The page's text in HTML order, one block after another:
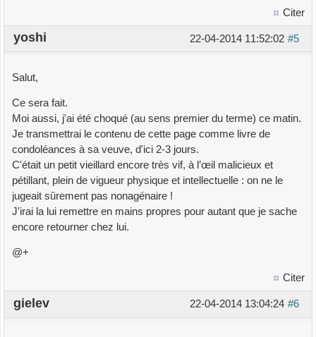
Citer
#5
22-04-2014 11:52:02
yoshi
Salut,
Ce sera fait.
Moi aussi, j'ai été choqué (au sens premier du terme) ce matin.
Je transmettrai le contenu de cette page comme livre de
condoléances à sa veuve, d'ici 2-3 jours.
C'était un petit vieillard encore très vif, à l’œil malicieux et
pétillant, plein de vigueur physique et intellectuelle : on ne le
jugeait sûrement pas nonagénaire !
J'irai la lui remettre en mains propres pour autant que je sache
encore retourner chez lui.
@+
Citer
#6
22-04-2014 13:04:24
gielev